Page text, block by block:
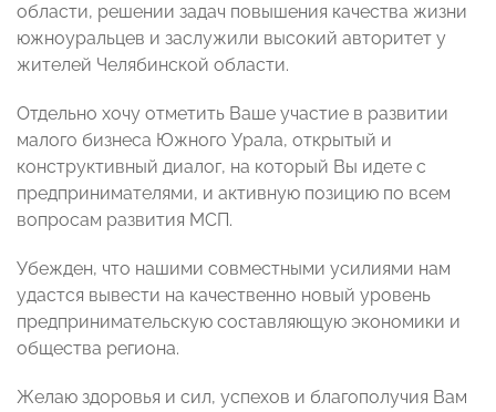
области, решении задач повышения качества жизни
южноуральцев и заслужили высокий авторитет у
жителей Челябинской области.
Отдельно хочу отметить Ваше участие в развитии
малого бизнеса Южного Урала, открытый и
конструктивный диалог, на который Вы идете с
предпринимателями, и активную позицию по всем
вопросам развития МСП.
Убежден, что нашими совместными усилиями нам
удастся вывести на качественно новый уровень
предпринимательскую составляющую экономики и
общества региона.
Желаю здоровья и сил, успехов и благополучия Вам